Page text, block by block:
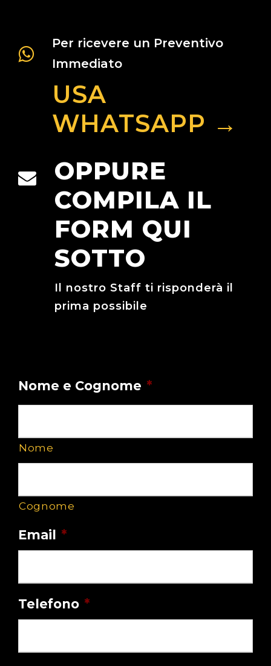
Per ricevere un Preventivo
Immediato
USA
WHATSAPP →
OPPURE
COMPILA IL
FORM QUI
SOTTO
Il nostro Staff ti risponderà il
prima possibile
Nome e Cognome *
Nome
Cognome
Email *
Telefono *